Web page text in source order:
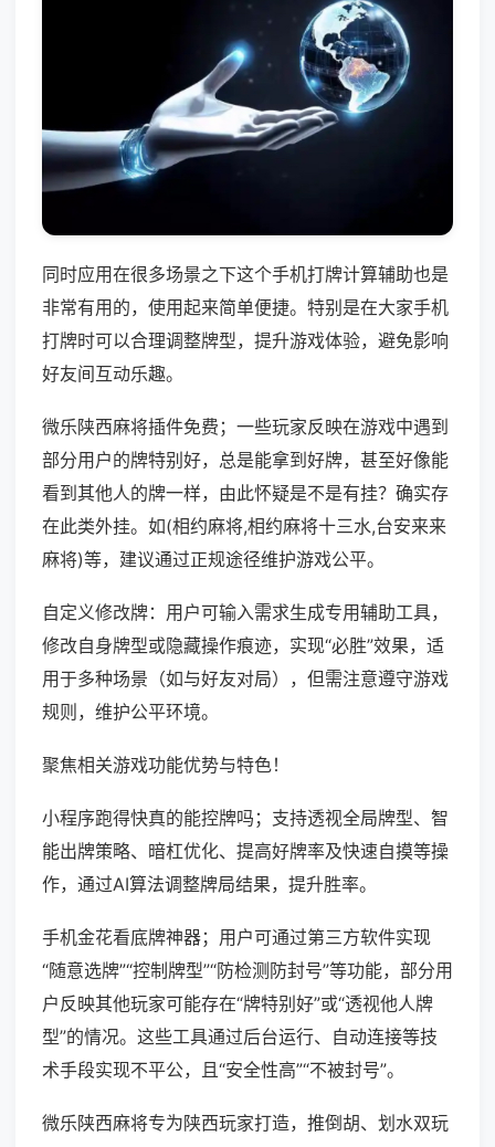
同时应用在很多场景之下这个手机打牌计算辅助也是
非常有用的，使用起来简单便捷。特别是在大家手机
打牌时可以合理调整牌型，提升游戏体验，避免影响
好友间互动乐趣。
微乐陕西麻将插件免费；一些玩家反映在游戏中遇到
部分用户的牌特别好，总是能拿到好牌，甚至好像能
看到其他人的牌一样，由此怀疑是不是有挂？确实存
在此类外挂。如(相约麻将,相约麻将十三水,台安来来
麻将)等，建议通过正规途径维护游戏公平。
自定义修改牌：用户可输入需求生成专用辅助工具，
修改自身牌型或隐藏操作痕迹，实现“必胜”效果，适
用于多种场景（如与好友对局），但需注意遵守游戏
规则，维护公平环境。
聚焦相关游戏功能优势与特色！
小程序跑得快真的能控牌吗；支持透视全局牌型、智
能出牌策略、暗杠优化、提高好牌率及快速自摸等操
作，通过AI算法调整牌局结果，提升胜率。
手机金花看底牌神器；用户可通过第三方软件实现
“随意选牌”“控制牌型”“防检测防封号”等功能，部分用
户反映其他玩家可能存在“牌特别好”或“透视他人牌
型”的情况。这些工具通过后台运行、自动连接等技
术手段实现不平公，且“安全性高”“不被封号”。
微乐陕西麻将专为陕西玩家打造，推倒胡、划水双玩